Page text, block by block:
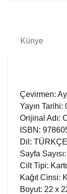
Künye
Çevirmen:
Yayın Tarihi:
Orijinal Adı:
ISBN:
Dil: TÜRKÇE
Sayfa
Cilt Tipi:
Kağıt Cinsi:
Boyut: 22 x